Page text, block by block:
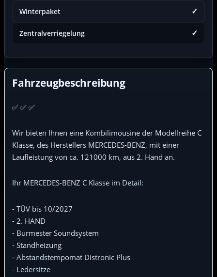
✓
Winterpaket
✓
Zentralverriegelung
Fahrzeugbeschreibung
✅ ✅ ✅
Wir bieten Ihnen eine Kombilimousine der Modellreihe C
Klasse, des Herstellers MERCEDES-BENZ, mit einer
Laufleistung von ca. 121000 km, aus 2. Hand an.
Ihr MERCEDES-BENZ C Klasse im Detail:
- TÜV bis 10/2027
- 2. HAND
- Burmester Soundsystem
- Standheizung
- Abstandstempomat Distronic Plus
- Ledersitze